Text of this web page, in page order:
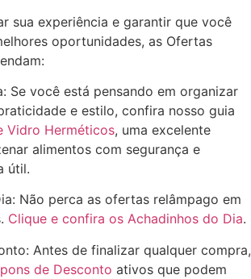
sua experiência e garantir que você
oportunidades, as Ofertas
Se você está pensando em organizar
e estilo, confira nosso guia
Vidro Herméticos, uma excelente
alimentos com segurança e
útil.
Não perca as ofertas relâmpago em
Clique e confira os Achadinhos do Dia.
Antes de finalizar qualquer compra,
de Desconto ativos que podem